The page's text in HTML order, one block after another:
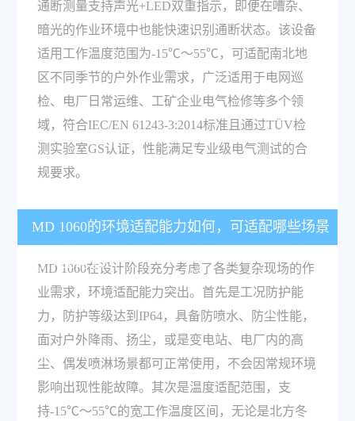
通断测量支持声光+LED双重指示，即便在嘈杂、
暗光的作业环境中也能快速识别通断状态。该设备
适用工作温度范围为-15℃～55℃，可适配南北地
区不同季节的户外作业需求，广泛适用于电网巡
检、电厂日常运维、工矿企业电气检修等多个领
域，符合IEC/EN 61243-3:2014标准且通过TÜV检
测实验室GS认证，性能满足专业级电气测试的合
规要求。
MD 1060的环境适配能力如何，可适配哪些场景
的作业需求？
MD 1060在设计阶段充分考虑了各类复杂现场的作
业需求，环境适配能力突出。首先是工况防护能
力，防护等级达到IP64，具备防喷水、防尘性能，
面对户外降雨、扬尘，或是变电站、电厂内的高
尘、偶发喷淋场景都可正常使用，不会因常规环境
影响出现性能故障。其次是温度适配范围，支
持-15℃～55℃的宽工作温度区间，无论是北方冬